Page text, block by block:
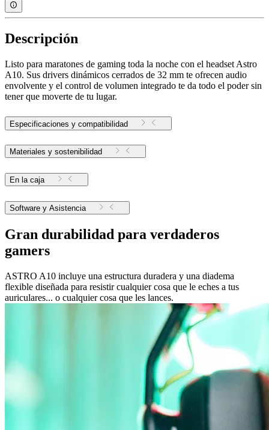
Descripción
Listo para maratones de gaming toda la noche con el headset Astro
A10. Sus drivers dinámicos cerrados de 32 mm te ofrecen audio
envolvente y el control de volumen integrado te da todo el poder sin
tener que moverte de tu lugar.
Especificaciones y compatibilidad
Materiales y sostenibilidad
En la caja
Software y Asistencia
Gran durabilidad para verdaderos
gamers
ASTRO A10 incluye una estructura duradera y una diadema
flexible diseñada para resistir cualquier cosa que le eches a tus
auriculares... o cualquier cosa que les lances.